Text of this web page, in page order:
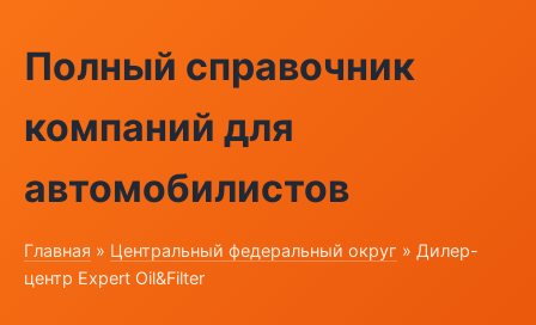
Полный справочник
компаний для
автомобилистов
Главная » Центральный федеральный округ » Дилер-
центр Expert Oil&Filter